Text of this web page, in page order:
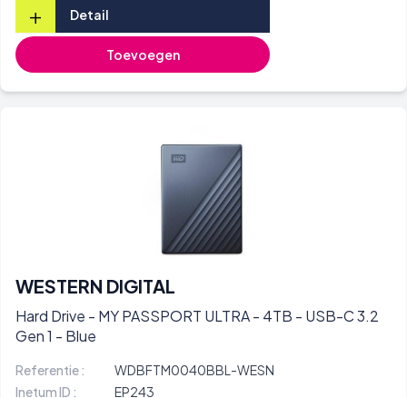
+ Detail
Toevoegen
WESTERN DIGITAL
Hard Drive - MY PASSPORT ULTRA - 4TB - USB-C 3.2
Gen 1 - Blue
Referentie :
WDBFTM0040BBL-WESN
Inetum ID :
EP243